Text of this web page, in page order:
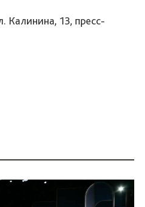
Калинина, 13, пресс-